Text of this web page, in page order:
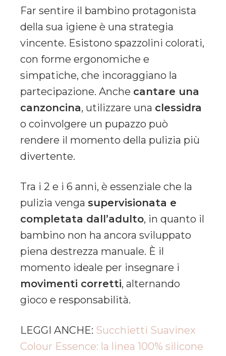
Far sentire il bambino protagonista
della sua igiene è una strategia
vincente. Esistono spazzolini colorati,
con forme ergonomiche e
simpatiche, che incoraggiano la
partecipazione. Anche cantare una
canzoncina, utilizzare una clessidra
o coinvolgere un pupazzo può
rendere il momento della pulizia più
divertente.
Tra i 2 e i 6 anni, è essenziale che la
pulizia venga supervisionata e
completata dall’adulto, in quanto il
bambino non ha ancora sviluppato
piena destrezza manuale. È il
momento ideale per insegnare i
movimenti corretti, alternando
gioco e responsabilità.
LEGGI ANCHE: Succhietti Suavinex
Colour Essence: la linea 100% silicone